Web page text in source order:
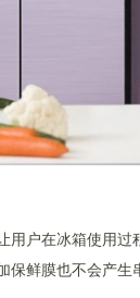
户在冰箱使用
鲜膜也不会产